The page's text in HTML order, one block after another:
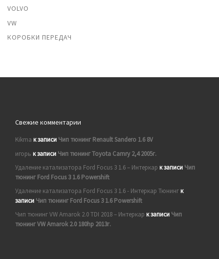
VOLVO
VW
КОРОБКИ ПЕРЕДАЧ
Свежие комментарии
Kikma к записи Чип тюнинг Renault Sandero 1.6 8V
игорь к записи Чип тюнинг Toyota Camry 2,4 2005г.
Удаление катализатора Ford Focus 3 1.6 – Интеркар к записи Чип
тюнинг Ford Focus 3 1.6 Powershift
Удаление катализатора Ford Focus 3 1.6 - Интеркар Тюнингк
записи Чип тюнинг Ford Focus 3 1.6 Powershift
Чип тюнинг VW Amarok 2.0 TDI 2018 – Интеркар к записи Чип
тюнинг VW Amarok 2.0 180hp 2013г.